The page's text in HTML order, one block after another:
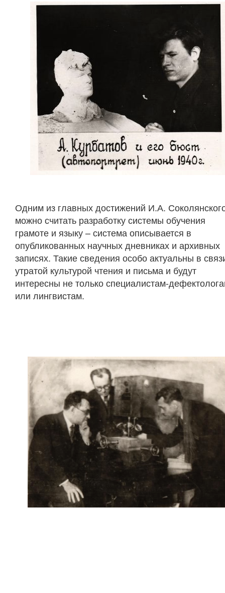
Одним из главных достижений И.А.
можно считать разработку системы обучения
грамоте и языку – система описывается в
опубликованных научных дневниках и архивных
записях. Такие сведения особо актуальны в
утратой культурой чтения и письма и будут
интересны не только специалистам-
или лингвистам.